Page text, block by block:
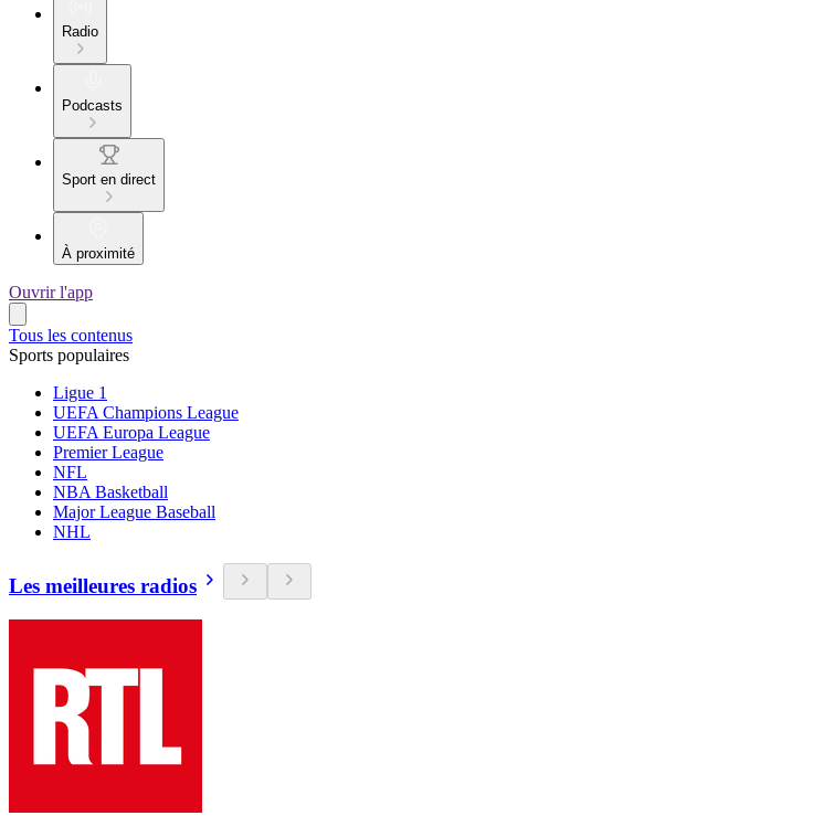
Radio
Podcasts
Sport en direct
À proximité
Ouvrir l'app
Tous les contenus
Sports populaires
Ligue 1
UEFA Champions League
UEFA Europa League
Premier League
NFL
NBA Basketball
Major League Baseball
NHL
Les meilleures radios